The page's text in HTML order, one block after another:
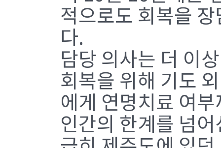
적으로도 회복을
다.
담당 의사는 더 이
회복을 위해 기도
에게 연명치료 여
인간의 한계를 넘